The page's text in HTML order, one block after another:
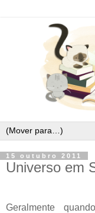
15 outubro 2011
Universo em
Geralmente